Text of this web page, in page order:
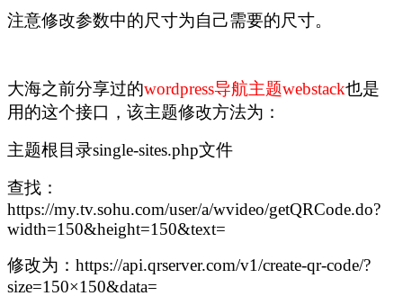
注意修改参数中的尺寸为自己需要的尺寸。
大海之前分享过的wordpress导航主题webstack也是
用的这个接口，该主题修改方法为：
主题根目录single-sites.php文件
查找：
https://my.tv.sohu.com/user/a/wvideo/getQRCode.do?
width=150&height=150&text=
修改为：https://api.qrserver.com/v1/create-qr-code/?
size=150×150&data=